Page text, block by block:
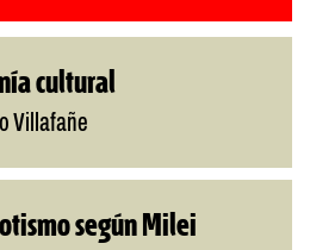
cultural
Villafañe
según Milei